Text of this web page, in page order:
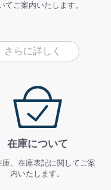
てご案内いたします。
さらに詳しく
在庫について
庫、在庫表記に関してご案
内いたします。